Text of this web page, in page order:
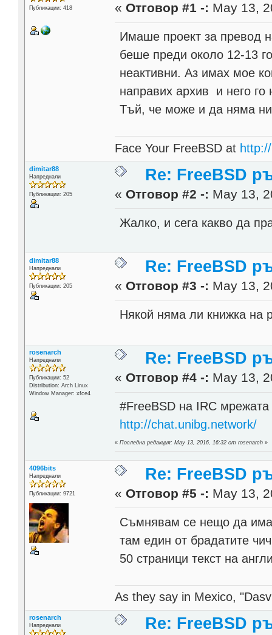
Публикации: 418 « Отговор #1 -: May 13,
Имаше проект за превод
беше преди около 12-13
неактивни. Аз имах мое
направих архив и него го
Тъй, че може и да няма
Face Your FreeBSD at
dimitar88
Напреднали
Публикации: 205
Re: FreeBSD
« Отговор #2 -: May 13,
Жалко, и сега какво да
dimitar88
Напреднали
Публикации: 205
Re: FreeBSD
« Отговор #3 -: May 13,
Някой няма ли книжка на
rosenarch
Напреднали
Публикации: 52
Distribution: Arch Linux
Window Manager: xfce4
Re: FreeBSD
« Отговор #4 -: May 13,
#FreeBSD на IRC
http://chat.unibg.network/
«Последна редакция: May 13, 2016, 16:32 от rosenarch »
4096bits
Напреднали
Публикации: 9721
Re: FreeBSD
« Отговор #5 -: May 13,
Съмнявам се нещо да
там един от брадатите
50 страници текст на
As they say in Mexico,
rosenarch
Напреднали Re: FreeBSD